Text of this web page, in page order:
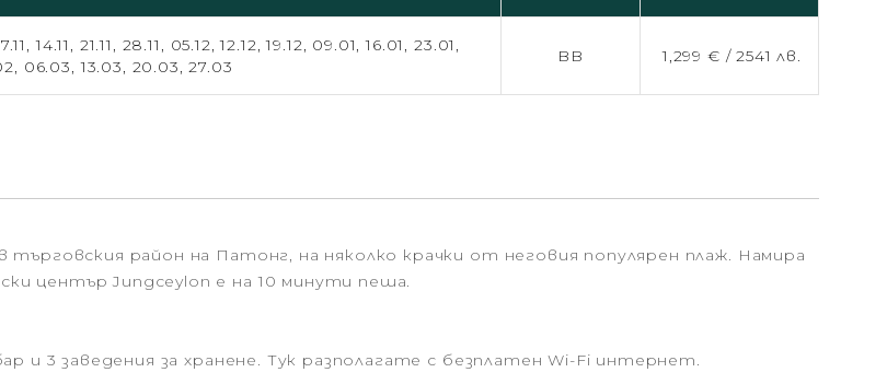
14.11, 21.11, 28.11, 05.12,12.12,19.12, 09.01,16.01, 23.01,
06.03,13.03, 20.03,27.03
BB 1,299 € /2541 лв.
търговския район на Патонг, на няколко крачки от неговия популярен плаж. Намира
център Jungceylon е на 10 минути пеша.
и 3 заведения за хранене. Тук разполагате с безплатен Wi-Fi интернет.